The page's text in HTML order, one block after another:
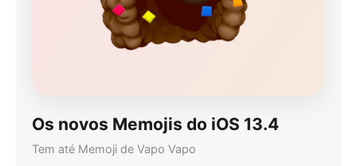
Os novos Memojis do iOS 13.4
Tem até Memoji de Vapo Vapo